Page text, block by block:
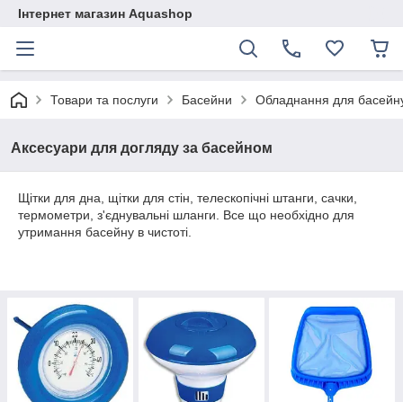
Інтернет магазин Aquashop
Товари та послуги Басейни Обладнання для
Аксесуари для догляду за басейном
Щітки для дна, щітки для стін, телескопічні штанги, сачки,
термометри, з'єднувальні шланги. Все що необхідно для
утримання басейну в чистоті.